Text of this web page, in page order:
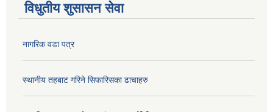
विधुतीय शुसासन सेवा
नागरिक वडा पत्र
स्थानीय तहबाट गरिने सिफारिसका ढाचाहरु